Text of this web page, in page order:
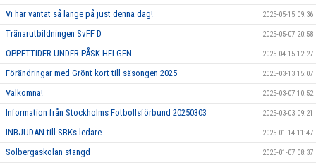
Vi har väntat så länge på just denna dag! 2025-05-15 09:36
Tränarutbildningen SvFF D 2025-05-07 20:58
ÖPPETTIDER UNDER PÅSK HELGEN 2025-04-15 12:27
Förändringar med Grönt kort till säsongen 2025 2025-03-13 15:07
Välkomna! 2025-03-07 10:52
Information från Stockholms Fotbollsförbund 20250303 2025-03-03 09:21
INBJUDAN till SBKs ledare 2025-01-14 11:47
Solbergaskolan stängd 2025-01-07 08:37